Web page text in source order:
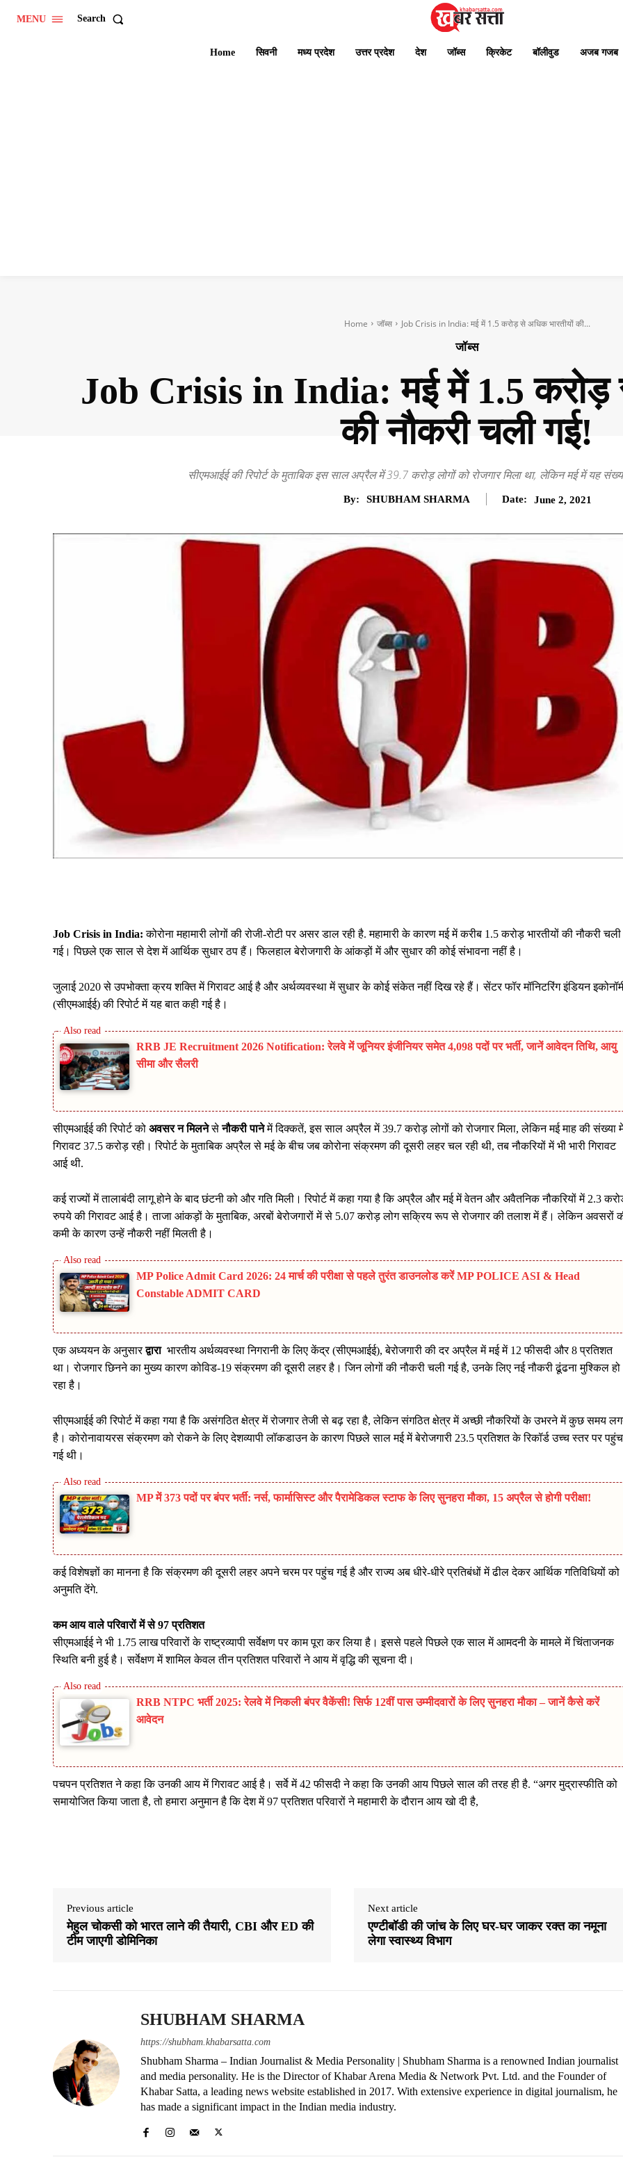
MENU Search
Home सिवनी मध्य प्रदेश उत्तर प्रदेश देश जॉब्स क्रिकेट बॉलीवुड अजब गजब
Home जॉब्स Job Crisis in India: मई में 1.5 करोड़ से अधिक भारतीयों की...
जॉब्स
Job Crisis in India: मई में 1.5 करोड़
की नौकरी चली गई!
सीएमआईई की रिपोर्ट के मुताबिक इस साल अप्रैल में 39.7 करोड़ लोगों को रोजगार मिला था, लेकिन मई में यह
By: SHUBHAM SHARMA Date: June 2, 2021
Job Crisis in India:कोरोना महामारी लोगों की रोजी-रोटी पर असर डाल रही है. महामारी के कारण मई में करीब 1.5 करोड़ भारतीयों की नौकरी चली
गई। पिछले एक साल से देश में आर्थिक सुधार ठप हैं। फिलहाल बेरोजगारी के आंकड़ों में और सुधार की कोई संभावना नहीं है।
जुलाई 2020 से उपभोक्ता क्रय शक्ति में गिरावट आई है और अर्थव्यवस्था में सुधार के कोई संकेत नहीं दिख रहे हैं। सेंटर फॉर मॉनिटरिंग इंडियन
(सीएमआईई) की रिपोर्ट में यह बात कही गई है।
RRB JE Recruitment 2026 Notification: रेलवे में जूनियर इंजीनियर समेत 4,098 पदों पर भर्ती, जानें आवेदन तिथि, आयु
सीमा और सैलरी
सीएमआईई की रिपोर्ट को अवसर न मिलनेसेनौकरी पानेमें दिक्कतें, इस साल अप्रैल में 39.7 करोड़ लोगों को रोजगार मिला, लेकिन मई माह की संख्या
गिरावट 37.5 करोड़ रही। रिपोर्ट के मुताबिक अप्रैल से मई के बीच जब कोरोना संक्रमण की दूसरी लहर चल रही थी, तब नौकरियों में भी भारी गिरावट
आई थी.
कई राज्यों में तालाबंदी लागू होने के बाद छंटनी को और गति मिली। रिपोर्ट में कहा गया है कि अप्रैल और मई में वेतन और अवैतनिक नौकरियों में 2.3
रुपये की गिरावट आई है। ताजा आंकड़ों के मुताबिक, अरबों बेरोजगारों में से 5.07 करोड़ लोग सक्रिय रूप से रोजगार की तलाश में हैं। लेकिन अवसरों
कमी के कारण उन्हें नौकरी नहीं मिलती है।
MP Police Admit Card 2026: 24 मार्च की परीक्षा से पहले तुरंत डाउनलोड करें MP POLICE ASI & Head
Constable ADMIT CARD
एक अध्ययन के अनुसारद्वारा भारतीय अर्थव्यवस्था निगरानी के लिए केंद्र (सीएमआईई), बेरोजगारी की दर अप्रैल में मई में 12 फीसदी और 8 प्रतिशत
था। रोजगार छिनने का मुख्य कारण कोविड-19 संक्रमण की दूसरी लहर है। जिन लोगों की नौकरी चली गई है, उनके लिए नई नौकरी ढूंढना मुश्किल हो
रहा है।
सीएमआईई की रिपोर्ट में कहा गया है कि असंगठित क्षेत्र में रोजगार तेजी से बढ़ रहा है, लेकिन संगठित क्षेत्र में अच्छी नौकरियों के उभरने में कुछ समय
है। कोरोनावायरस संक्रमण को रोकने के लिए देशव्यापी लॉकडाउन के कारण पिछले साल मई में बेरोजगारी 23.5 प्रतिशत के रिकॉर्ड उच्च स्तर पर पहुंच
गई थी।
MP में 373 पदों पर बंपर भर्ती: नर्स, फार्मासिस्ट और पैरामेडिकल स्टाफ के लिए सुनहरा मौका, 15 अप्रैल से होगी परीक्षा!
कई विशेषज्ञों का मानना ​​है कि संक्रमण की दूसरी लहर अपने चरम पर पहुंच गई है और राज्य अब धीरे-धीरे प्रतिबंधों में ढील देकर आर्थिक गतिविधियों को
अनुमति देंगे.
कम आय वाले परिवारों में से 97 प्रतिशत
सीएमआईई ने भी 1.75 लाख परिवारों के राष्ट्रव्यापी सर्वेक्षण पर काम पूरा कर लिया है। इससे पहले पिछले एक साल में आमदनी के मामले में चिंताजनक
स्थिति बनी हुई है। सर्वेक्षण में शामिल केवल तीन प्रतिशत परिवारों ने आय में वृद्धि की सूचना दी।
RRB NTPC भर्ती 2025: रेलवे में निकली बंपर वैकेंसी! सिर्फ 12वीं पास उम्मीदवारों के लिए सुनहरा मौका – जानें कैसे करें
आवेदन
पचपन प्रतिशत ने कहा कि उनकी आय में गिरावट आई है। सर्वे में 42 फीसदी ने कहा कि उनकी आय पिछले साल की तरह ही है. “अगर मुद्रास्फीति को
समायोजित किया जाता है, तो हमारा अनुमान है कि देश में 97 प्रतिशत परिवारों ने महामारी के दौरान आय खो दी है,
Previous article
मेहुल चोकसी को भारत लाने की तैयारी, CBI और ED की
टीम जाएगी डोमिनिका
Next article
एण्टीबॉडी की जांच के लिए घर-घर जाकर रक्त का नमूना
लेगा स्वास्थ्य विभाग
SHUBHAM SHARMA
https://shubham.khabarsatta.com
Shubham Sharma – Indian Journalist & Media Personality | Shubham Sharma is a renowned Indian journalist
and media personality. He is the Director of Khabar Arena Media & Network Pvt. Ltd. and the Founder of
Khabar Satta, a leading news website established in 2017. With extensive experience in digital journalism, he
has made a significant impact in the Indian media industry.